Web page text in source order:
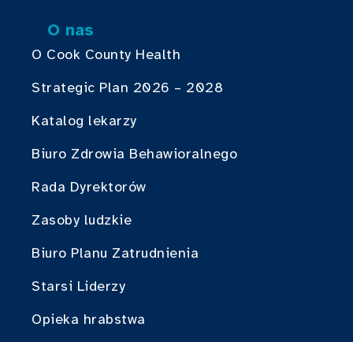
O nas
O Cook County Health
Strategic Plan 2026 – 2028
Katalog lekarzy
Biuro Zdrowia Behawioralnego
Rada Dyrektorów
Zasoby ludzkie
Biuro Planu Zatrudnienia
Starsi Liderzy
Opieka hrabstwa